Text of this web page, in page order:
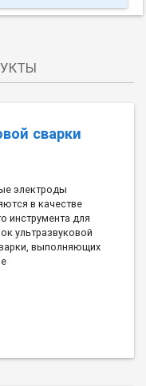
сварки
электроды
в качестве
инструмента для
ультразвуковой
выполняющих